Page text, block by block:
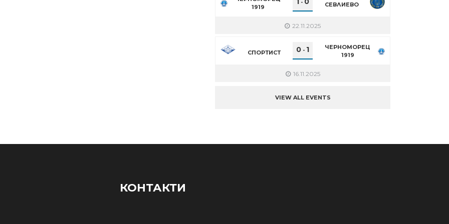
1919
- СЕВЛИЕВО
22.11.2025
СПОРТИСТ 0 - 1
ЧЕРНОМОРЕЦ
1919
16.11.2025
VIEW ALL EVENTS
КОНТАКТИ